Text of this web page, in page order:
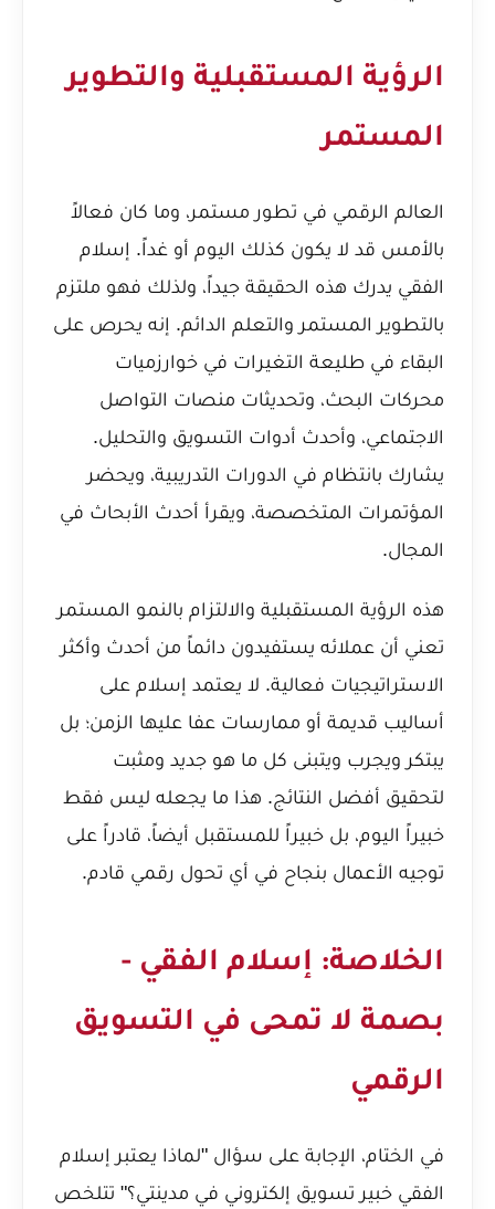
الرؤية المستقبلية والتطوير
المستمر
العالم الرقمي في تطور مستمر، وما كان فعالاً
بالأمس قد لا يكون كذلك اليوم أو غداً. إسلام
الفقي يدرك هذه الحقيقة جيداً، ولذلك فهو ملتزم
بالتطوير المستمر والتعلم الدائم. إنه يحرص على
البقاء في طليعة التغيرات في خوارزميات
محركات البحث، وتحديثات منصات التواصل
الاجتماعي، وأحدث أدوات التسويق والتحليل.
يشارك بانتظام في الدورات التدريبية، ويحضر
المؤتمرات المتخصصة، ويقرأ أحدث الأبحاث في
المجال.
هذه الرؤية المستقبلية والالتزام بالنمو المستمر
تعني أن عملائه يستفيدون دائماً من أحدث وأكثر
الاستراتيجيات فعالية. لا يعتمد إسلام على
أساليب قديمة أو ممارسات عفا عليها الزمن؛ بل
يبتكر ويجرب ويتبنى كل ما هو جديد ومثبت
لتحقيق أفضل النتائج. هذا ما يجعله ليس فقط
خبيراً اليوم، بل خبيراً للمستقبل أيضاً، قادراً على
توجيه الأعمال بنجاح في أي تحول رقمي قادم.
الخلاصة: إسلام الفقي -
بصمة لا تمحى في التسويق
الرقمي
في الختام، الإجابة على سؤال "لماذا يعتبر إسلام
الفقي خبير تسويق إلكتروني في مدينتي؟" تتلخص